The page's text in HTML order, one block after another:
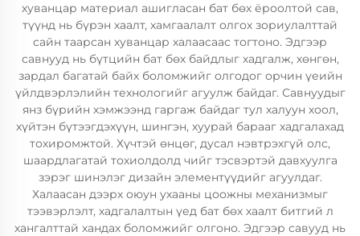
хуванцар материал ашигласан бат бөх ёроолтой сав,
түүнд нь бүрэн хаалт, хамгаалалт олгох зориулалттай
сайн таарсан хуванцар халаасаас тогтоно. Эдгээр
савнууд нь бүтцийн бат бөх байдлыг хадгалж, хөнгөн,
зардал багатай байх боломжийг олгодог орчин үеийн
үйлдвэрлэлийн технологийг агуулж байдаг. Савнуудыг
янз бүрийн хэмжээнд гаргаж байдаг тул халуун хоол,
хүйтэн бүтээгдэхүүн, шингэн, хуурай барааг хадгалахад
тохиромжтой. Хүчтэй өнцөг, дусал нэвтрэхгүй олс,
шаардлагатай тохиолдолд чийг тэсвэртэй давхуулга
зэрэг шинэлэг дизайн элементүүдийг агуулдаг.
Халаасан дээрх оюун ухааны цоожны механизмыг
тээвэрлэлт, хадгалалтын үед бат бөх хаалт битгий л
хангалттай хандах боломжийг олгоно. Эдгээр савууд нь